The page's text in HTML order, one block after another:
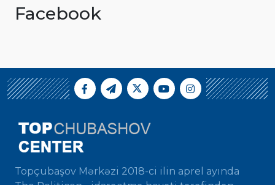
Facebook
Topçubaşov Mərkəzi 2018-ci ilin aprel ayında